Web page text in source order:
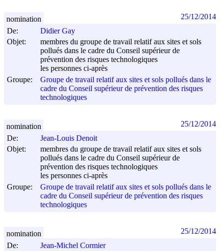
De:
Didier Gay
Objet:
membres du groupe de travail relatif aux sites et sols
pollués dans le cadre du Conseil supérieur de
prévention des risques technologiques
les personnes ci-après
Groupe:
Groupe de travail relatif aux sites et sols pollués dans le
cadre du Conseil supérieur de prévention des risques
technologiques
nomination 25/12/2014
De:
Jean-Louis Denoit
Objet:
membres du groupe de travail relatif aux sites et sols
pollués dans le cadre du Conseil supérieur de
prévention des risques technologiques
les personnes ci-après
Groupe:
Groupe de travail relatif aux sites et sols pollués dans le
cadre du Conseil supérieur de prévention des risques
technologiques
nomination 25/12/2014
De:
Jean-Michel Cormier
nomination 25/12/2014